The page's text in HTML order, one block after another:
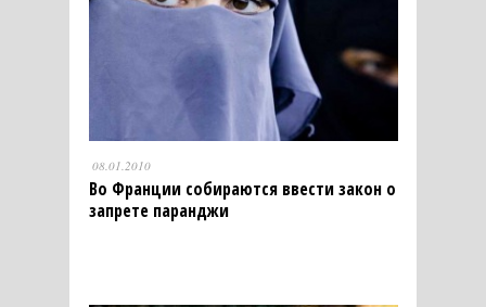
08.01.2010
Во Франции собираются ввести закон о
запрете паранджи